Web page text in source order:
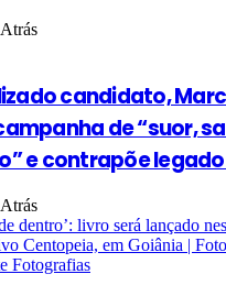
candidato,
de “suor,
e contrapõe